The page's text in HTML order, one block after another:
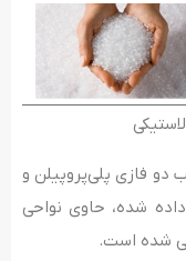
دو فازی پلی‌پروپیلن و
که در شکل ۵ نشان داده شده، حاوی نواحی
شده است.